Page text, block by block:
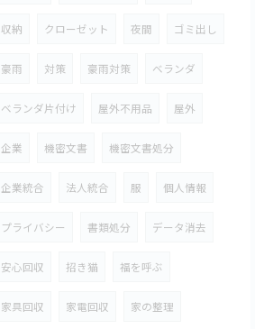
収納 クローゼット 夜間 ゴミ出し
豪雨 対策 豪雨対策 ベランダ
ベランダ片付け 屋外不用品 屋外
企業 機密文書 機密文書処分
企業統合 法人統合 服 個人情報
プライバシー 書類処分 データ消去
安心回収 招き猫 福を呼ぶ
家具回収 家電回収 家の整理